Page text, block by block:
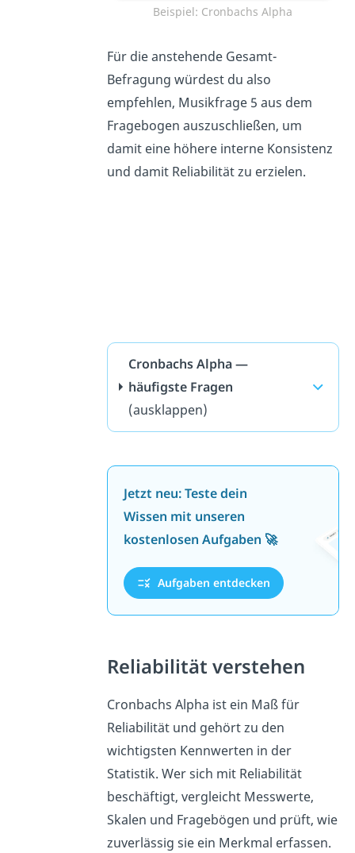
Beispiel: Cronbachs Alpha
Für die anstehende Gesamt-
Befragung würdest du also
empfehlen, Musikfrage 5 aus dem
Fragebogen auszuschließen, um
damit eine höhere interne Konsistenz
und damit Reliabilität zu erzielen.
Cronbachs Alpha —
häufigste Fragen
(ausklappen)
Jetzt neu: Teste dein
Wissen mit unseren
kostenlosen Aufgaben 🚀
Aufgaben entdecken
Reliabilität verstehen
Cronbachs Alpha ist ein Maß für
Reliabilität und gehört zu den
wichtigsten Kennwerten in der
Statistik. Wer sich mit Reliabilität
beschäftigt, vergleicht Messwerte,
Skalen und Fragebögen und prüft, wie
zuverlässig sie ein Merkmal erfassen.